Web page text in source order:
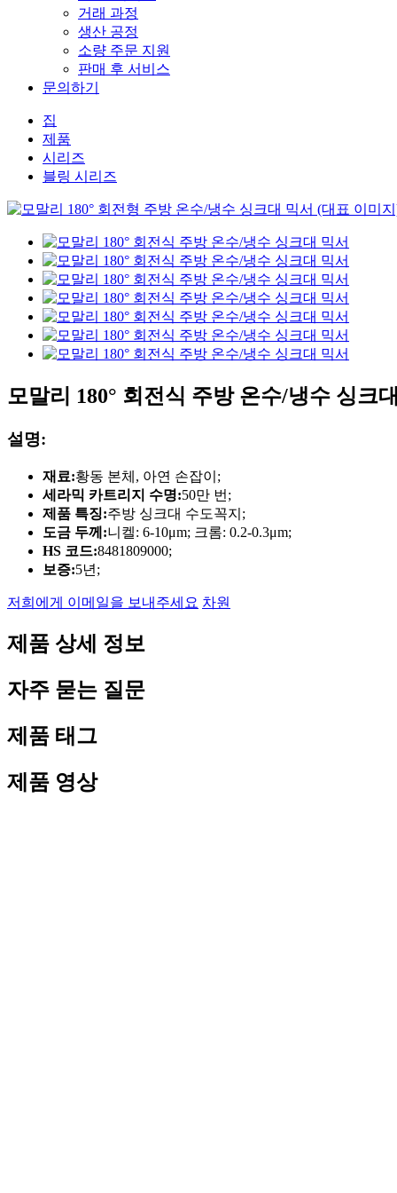
거래 과정
생산 공정
소량 주문 지원
판매 후 서비스
문의하기
집
제품
시리즈
블링 시리즈
모말리 180° 회전식 주방 온수/냉수 싱크
설명:
재료:황동 본체, 아연 손잡이;
세라믹 카트리지 수명:50만 번;
제품 특징:주방 싱크대 수도꼭지;
도금 두께:니켈: 6-10μm; 크롬: 0.2-0.3μm;
HS 코드:8481809000;
보증:5년;
저희에게 이메일을 보내주세요 차원
제품 상세 정보
자주 묻는 질문
제품 태그
제품 영상